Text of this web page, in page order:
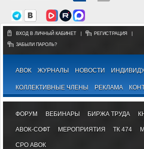
ВХОД В ЛИЧНЫЙ КАБИНЕТ РЕГИСТРАЦИЯ
ЗАБЫЛИ ПАРОЛЬ?
АВОК ЖУРНАЛЫ НОВОСТИ
КОЛЛЕКТИВНЫЕ ЧЛЕНЫ РЕКЛАМА
ФОРУМ ВЕБИНАРЫ БИРЖА ТРУДА
АВОК-СОФТ МЕРОПРИЯТИЯ ТК 474
СРО АВОК